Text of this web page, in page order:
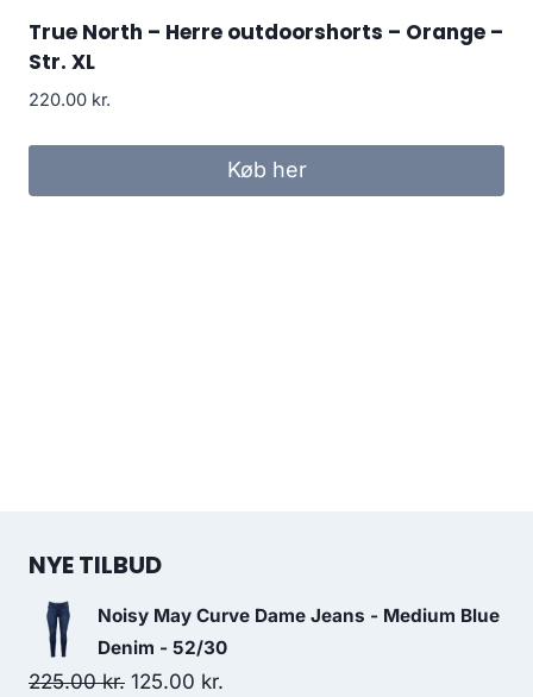
True North – Herre outdoorshorts – Orange –
Str. XL
220.00 kr.
Køb her
NYE TILBUD
Noisy May Curve Dame Jeans - Medium Blue
Denim - 52/30
225.00kr. Original
125.00 kr.